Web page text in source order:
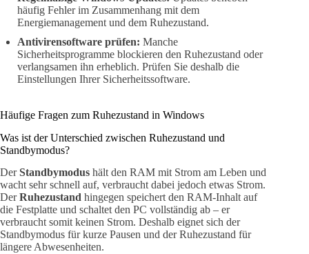
häufig Fehler im Zusammenhang mit dem
Energiemanagement und dem Ruhezustand.
Antivirensoftware prüfen: Manche
Sicherheitsprogramme blockieren den Ruhezustand oder
verlangsamen ihn erheblich. Prüfen Sie deshalb die
Einstellungen Ihrer Sicherheitssoftware.
Häufige Fragen zum Ruhezustand in Windows
Was ist der Unterschied zwischen Ruhezustand und
Standbymodus?
DerStandbymodus hält den RAM mit Strom am Leben und
wacht sehr schnell auf, verbraucht dabei jedoch etwas Strom.
DerRuhezustand hingegen speichert den RAM-Inhalt auf
die Festplatte und schaltet den PC vollständig ab – er
verbraucht somit keinen Strom. Deshalb eignet sich der
Standbymodus für kurze Pausen und der Ruhezustand für
längere Abwesenheiten.